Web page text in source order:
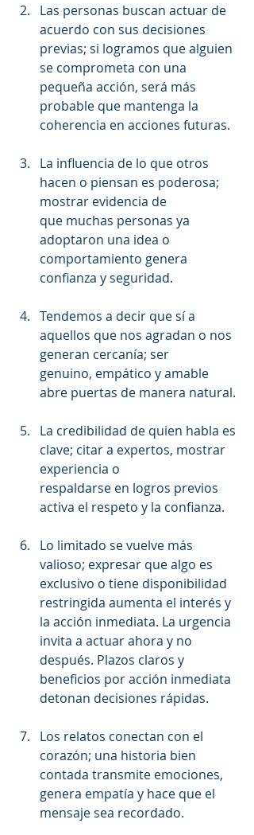
Las personas buscan actuar de
acuerdo con sus decisiones
previas; si logramos que alguien
se comprometa con una
pequeña acción, será más
probable que mantenga la
coherencia en acciones futuras.
La influencia de lo que otros
hacen o piensan es poderosa;
mostrar evidencia de
que muchas personas ya
adoptaron una idea o
comportamiento genera
confianza y seguridad.
Tendemos a decir que sí a
aquellos que nos agradan o nos
generan cercanía; ser
genuino, empático y amable
abre puertas de manera natural.
La credibilidad de quien habla es
clave; citar a expertos, mostrar
experiencia o
respaldarse en logros previos
activa el respeto y la confianza.
Lo limitado se vuelve más
valioso; expresar que algo es
exclusivo o tiene disponibilidad
restringida aumenta el interés y
la acción inmediata. La urgencia
invita a actuar ahora y no
después. Plazos claros y
beneficios por acción inmediata
detonan decisiones rápidas.
Los relatos conectan con el
corazón; una historia bien
contada transmite emociones,
genera empatía y hace que el
mensaje sea recordado.